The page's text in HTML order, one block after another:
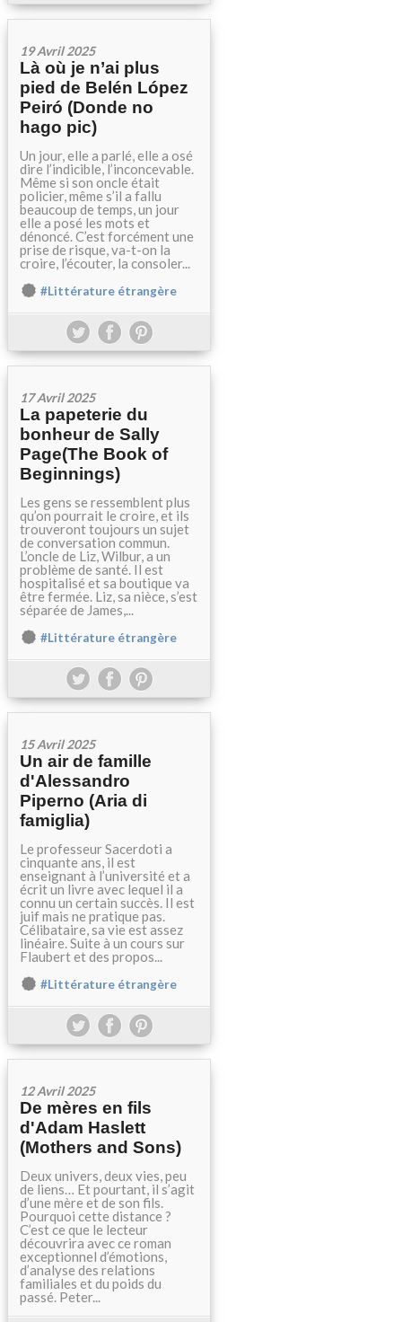
19 Avril 2025
Là où je n’ai plus
pied de Belén López
Peiró (Donde no
hago pic)
Un jour, elle a parlé, elle a osé
dire l’indicible, l’inconcevable.
Même si son oncle était
policier, même s’il a fallu
beaucoup de temps, un jour
elle a posé les mots et
dénoncé. C’est forcément une
prise de risque, va-t-on la
croire, l’écouter, la consoler...
#Littérature étrangère
17 Avril 2025
La papeterie du
bonheur de Sally
Page(The Book of
Beginnings)
Les gens se ressemblent plus
qu’on pourrait le croire, et ils
trouveront toujours un sujet
de conversation commun.
L’oncle de Liz, Wilbur, a un
problème de santé. Il est
hospitalisé et sa boutique va
être fermée. Liz, sa nièce, s’est
séparée de James,...
#Littérature étrangère
15 Avril 2025
Un air de famille
d'Alessandro
Piperno (Aria di
famiglia)
Le professeur Sacerdoti a
cinquante ans, il est
enseignant à l’université et a
écrit un livre avec lequel il a
connu un certain succès. Il est
juif mais ne pratique pas.
Célibataire, sa vie est assez
linéaire. Suite à un cours sur
Flaubert et des propos...
#Littérature étrangère
12 Avril 2025
De mères en fils
d'Adam Haslett
(Mothers and Sons)
Deux univers, deux vies, peu
de liens… Et pourtant, il s’agit
d’une mère et de son fils.
Pourquoi cette distance ?
C’est ce que le lecteur
découvrira avec ce roman
exceptionnel d’émotions,
d’analyse des relations
familiales et du poids du
passé. Peter...